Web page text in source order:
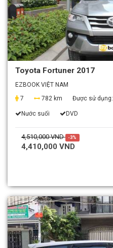
Toyota Fortuner 2017
EZBOOK VIỆT NAM
7
782 km Được sử dụng:
Nước suối DVD
4,510,000 VND -3%
4,410,000 VND